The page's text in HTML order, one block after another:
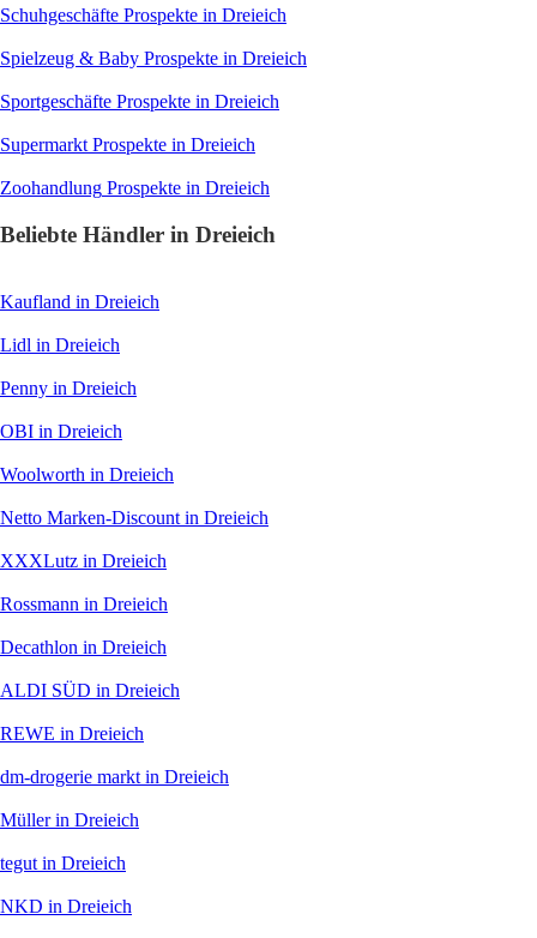
Schuhgeschäfte Prospekte in Dreieich
Spielzeug & Baby Prospekte in Dreieich
Sportgeschäfte Prospekte in Dreieich
Supermarkt Prospekte in Dreieich
Zoohandlung Prospekte in Dreieich
Beliebte Händler in Dreieich
Kaufland in Dreieich
Lidl in Dreieich
Penny in Dreieich
OBI in Dreieich
Woolworth in Dreieich
Netto Marken-Discount in Dreieich
XXXLutz in Dreieich
Rossmann in Dreieich
Decathlon in Dreieich
ALDI SÜD in Dreieich
REWE in Dreieich
dm-drogerie markt in Dreieich
Müllerin Dreieich
tegut in Dreieich
NKD in Dreieich